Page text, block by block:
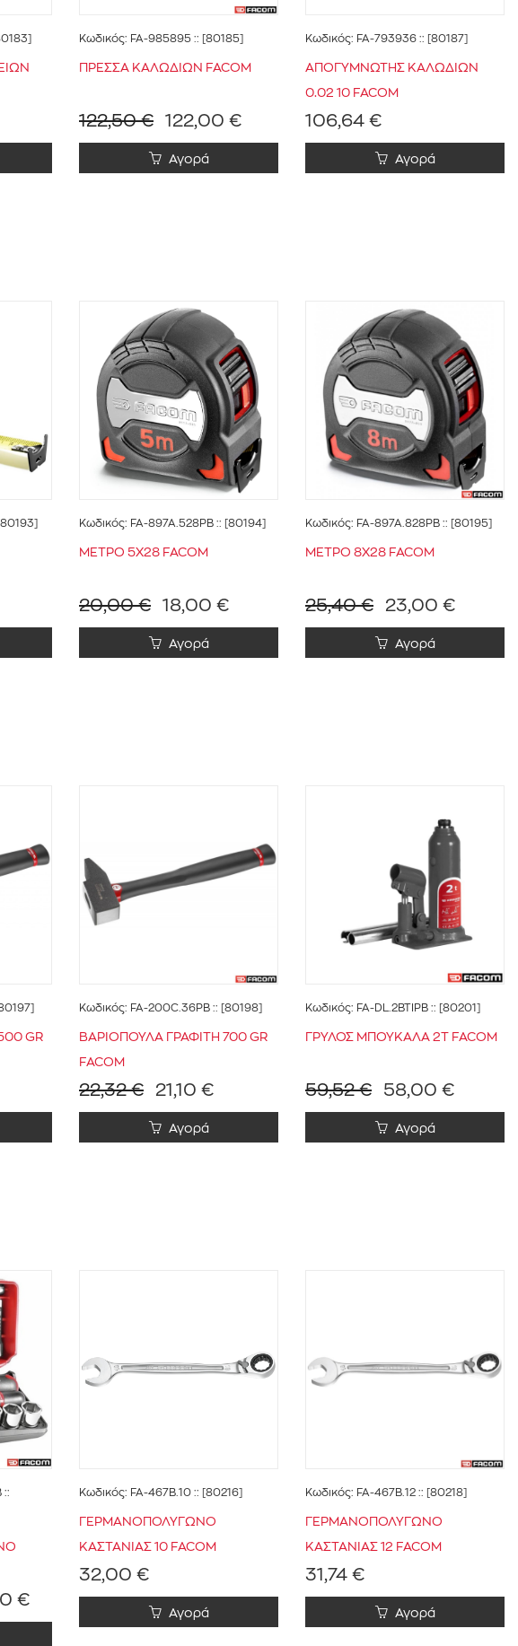
Κωδικός: FA-985895 :: [80185]
ΠΡΕΣΣΑ ΚΑΛΩΔΙΩΝ FACOM
122,50 € 122,00 €
Αγορά
Κωδικός: FA-793936 :: [80187]
ΑΠΟΓΥΜΝΩΤΗΣ ΚΑΛΩΔΙΩΝ
0.02 10 FACOM
106,64 €
Αγορά
Κωδικός: FA-897A.528PB :: [80194]
ΜΕΤΡΟ 5Χ28 FACOM
20,00 € 18,00 €
Αγορά
Κωδικός: FA-897A.828PB :: [80195]
ΜΕΤΡΟ 8Χ28 FACOM
25,40 € 23,00 €
Αγορά
GR
Κωδικός: FA-200C.36PB :: [80198]
ΒΑΡΙΟΠΟΥΛΑ ΓΡΑΦΙΤΗ 700 GR
FACOM
22,32 € 21,10 €
Αγορά
Κωδικός: FA-DL.2BTIPB :: [80201]
ΓΡΥΛΟΣ ΜΠΟΥΚΑΛΑ 2Τ FACOM
59,52 € 58,00 €
Αγορά
::
€
Κωδικός: FA-467B.10 :: [80216]
ΓΕΡΜΑΝΟΠΟΛΥΓΩΝΟ
ΚΑΣΤΑΝΙΑΣ 10 FACOM
32,00 €
Αγορά
Κωδικός: FA-467B.12 :: [80218]
ΓΕΡΜΑΝΟΠΟΛΥΓΩΝΟ
ΚΑΣΤΑΝΙΑΣ 12 FACOM
31,74 €
Αγορά